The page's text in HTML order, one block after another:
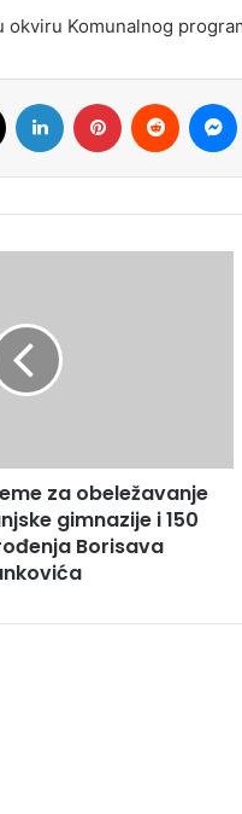
okviru Komunalnog
LinkedIn Pinterest Reddit
za obeležavanje
gimnazije i 150
Borisava